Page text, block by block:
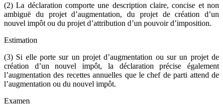
(2) La déclaration comporte une description claire, concise et non
ambiguë du projet d’augmentation, du projet de création d’un
nouvel impôt ou du projet d’attribution d’un pouvoir d’imposition.
Estimation
(3) Si elle porte sur un projet d’augmentation ou sur un projet de
création d’un nouvel impôt, la déclaration précise également
l’augmentation des recettes annuelles que le chef de parti attend de
l’augmentation ou du nouvel impôt.
Examen